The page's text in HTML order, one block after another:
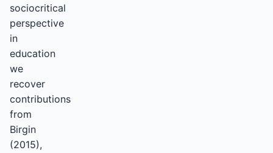
sociocritical
perspective
in
education
we
recover
contributions
from
Birgin
(2015),